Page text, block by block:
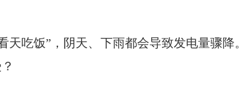
天吃饭”，阴天、下雨都会导致发电量骤降